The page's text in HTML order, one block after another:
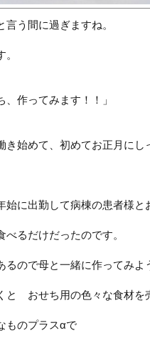
言う間に過ぎますね。
、作ってみます！！」
き始めて、初めてお正月にし
始に出勤して病棟の患者様と
べるだけだったのです。
るので母と一緒に作ってみよ
と おせち用の色々な食材を
ものプラスαで